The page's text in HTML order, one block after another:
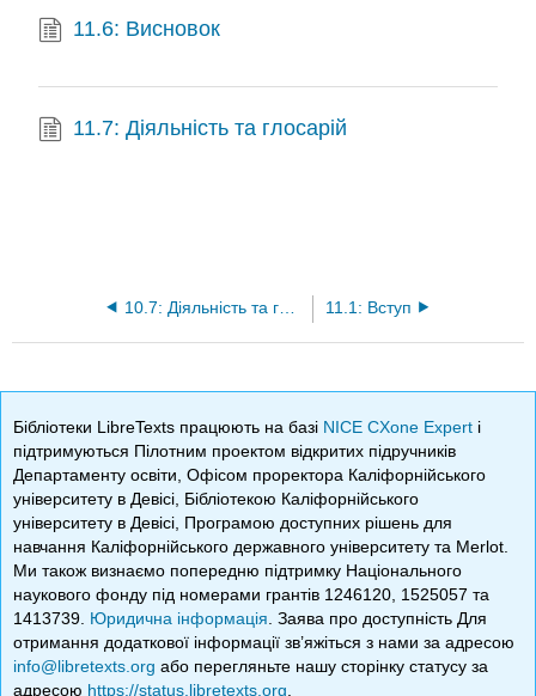
11.6: Висновок
11.7: Діяльність та глосарій
11.1: Вступ
Бібліотеки LibreTexts працюють на базі NICE CXone Expert і
підтримуються Пілотним проектом відкритих підручників
Департаменту освіти, Офісом проректора Каліфорнійського
університету в Девісі, Бібліотекою Каліфорнійського
університету в Девісі, Програмою доступних рішень для
навчання Каліфорнійського державного університету та Merlot.
Ми також визнаємо попередню підтримку Національного
наукового фонду під номерами грантів 1246120, 1525057 та
1413739. Юридична інформація . Заява про доступність Для
отримання додаткової інформації зв’яжіться з нами за адресою
info@libretexts.org або перегляньте нашу сторінку статусу за
адресою https://status.libretexts.org